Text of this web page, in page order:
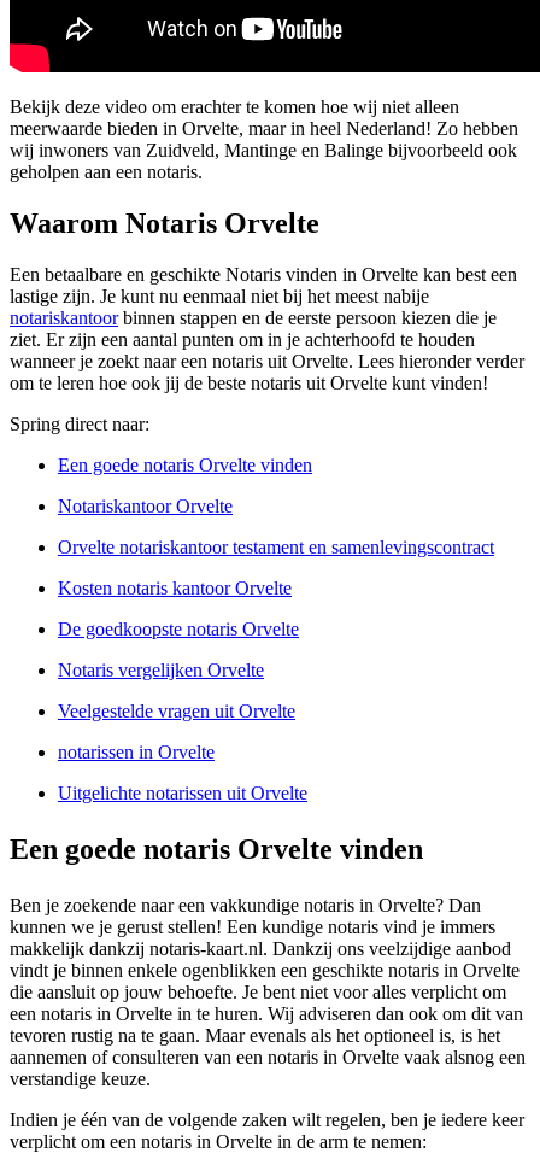
Bekijk deze video om erachter te komen hoe wij niet alleen
meerwaarde bieden in Orvelte, maar in heel Nederland! Zo hebben
wij inwoners van Zuidveld, Mantinge en Balinge bijvoorbeeld ook
geholpen aan een notaris.
Waarom Notaris Orvelte
Een betaalbare en geschikte Notaris vinden in Orvelte kan best een
lastige zijn. Je kunt nu eenmaal niet bij het meest nabije
notariskantoorbinnen stappen en de eerste persoon kiezen die je
ziet. Er zijn een aantal punten om in je achterhoofd te houden
wanneer je zoekt naar een notaris uit Orvelte. Lees hieronder verder
om te leren hoe ook jij de beste notaris uit Orvelte kunt vinden!
Spring direct naar:
Een goede notaris Orvelte vinden
Notariskantoor Orvelte
Orvelte notariskantoor testament en samenlevingscontract
Kosten notaris kantoor Orvelte
De goedkoopste notaris Orvelte
Notaris vergelijken Orvelte
Veelgestelde vragen uit Orvelte
notarissen in Orvelte
Uitgelichte notarissen uit Orvelte
Een goede notaris Orvelte vinden
Ben je zoekende naar een vakkundige notaris in Orvelte? Dan
kunnen we je gerust stellen! Een kundige notaris vind je immers
makkelijk dankzij notaris-kaart.nl. Dankzij ons veelzijdige aanbod
vindt je binnen enkele ogenblikken een geschikte notaris in Orvelte
die aansluit op jouw behoefte. Je bent niet voor alles verplicht om
een notaris in Orvelte in te huren. Wij adviseren dan ook om dit van
tevoren rustig na te gaan. Maar evenals als het optioneel is, is het
aannemen of consulteren van een notaris in Orvelte vaak alsnog een
verstandige keuze.
Indien je één van de volgende zaken wilt regelen, ben je iedere keer
verplicht om een notaris in Orvelte in de arm te nemen: